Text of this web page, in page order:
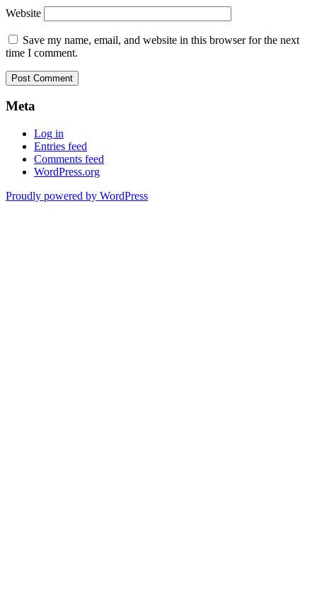
Website
Save my name, email, and website in this browser for the next
time I comment.
Meta
Log in
Entries feed
Comments feed
WordPress.org
Proudly powered by WordPress